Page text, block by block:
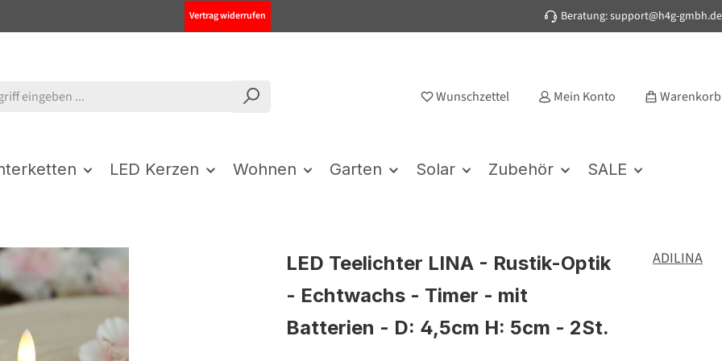
Vertrag widerrufen Beratung: support@h4g-gmbh.de
Wunschzettel Mein Konto Warenkorb
LED Kerzen Wohnen Garten Solar Zubehör SALE
LED Teelichter LINA - Rustik-Optik
- Echtwachs - Timer - mit
Batterien - D: 4,5cm H: 5cm - 2St.
ADILINA